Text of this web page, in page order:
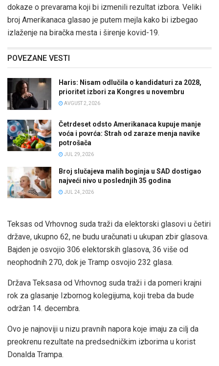
dokaze o prevarama koji bi izmenili rezultat izbora. Veliki
broj Amerikanaca glasao je putem mejla kako bi izbegao
izlaženje na biračka mesta i širenje kovid-19.
POVEZANE VESTI
Haris: Nisam odlučila o kandidaturi za 2028,
prioritet izbori za Kongres u novembru
AVGUST 2, 2026
Četrdeset odsto Amerikanaca kupuje manje
voća i povrća: Strah od zaraze menja navike
potrošača
JUL 29, 2026
Broj slučajeva malih boginja u SAD dostigao
najveći nivo u poslednjih 35 godina
JUL 24, 2026
Teksas od Vrhovnog suda traži da elektorski glasovi u četiri
države, ukupno 62, ne budu uračunati u ukupan zbir glasova.
Bajden je osvojio 306 elektorskih glasova, 36 više od
neophodnih 270, dok je Tramp osvojio 232 glasa.
Država Teksasa od Vrhovnog suda traži i da pomeri krajni
rok za glasanje Izbornog kolegijuma, koji treba da bude
održan 14. decembra.
Ovo je najnoviji u nizu pravnih napora koje imaju za cilj da
preokrenu rezultate na predsedničkim izborima u korist
Donalda Trampa.